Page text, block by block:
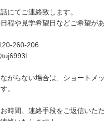
にてご連絡致します。
程や見学希望日などご希望が
260-206
がらない場合は、ショートメ
。
時間、連絡手段をご返信いた